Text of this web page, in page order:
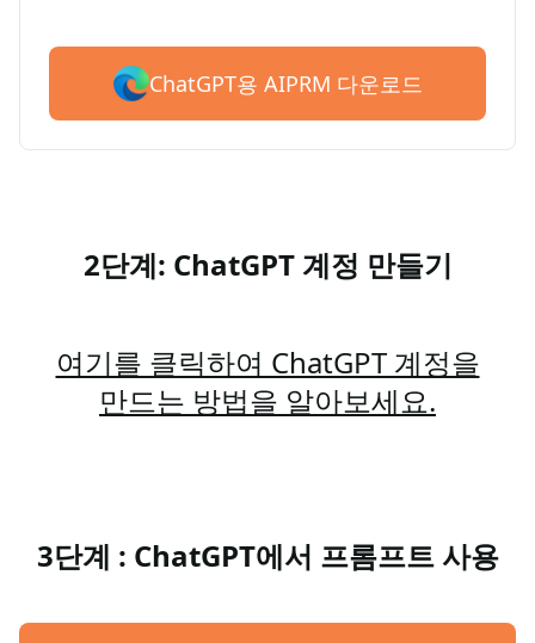
ChatGPT용 AIPRM 다운로드
2단계: ChatGPT 계정 만들기
여기를 클릭하여 ChatGPT 계정을
만드는 방법을 알아보세요.
3단계 : ChatGPT에서 프롬프트 사용